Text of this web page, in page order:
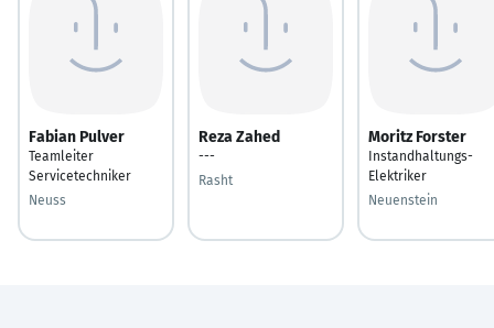
Fabian Pulver
Teamleiter
Servicetechniker
Neuss
Reza Zahed
---
Rasht
Moritz Forster
Instandhaltungs-
Elektriker
Neuenstein